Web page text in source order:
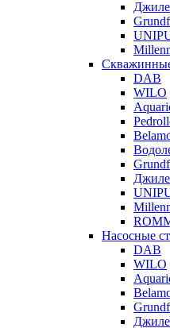
DAB
WILO
Насосные
DAB
WILO